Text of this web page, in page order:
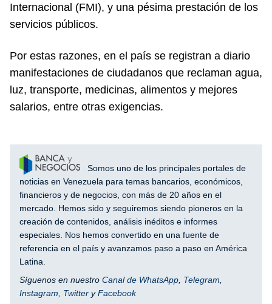
Internacional (FMI), y una pésima prestación de los
servicios públicos.
Por estas razones, en el país se registran a diario
manifestaciones de ciudadanos que reclaman agua,
luz, transporte, medicinas, alimentos y mejores
salarios, entre otras exigencias.
Somos uno de los principales portales de
noticias en Venezuela para temas bancarios, económicos,
financieros y de negocios, con más de 20 años en el
mercado. Hemos sido y seguiremos siendo pioneros en la
creación de contenidos, análisis inéditos e informes
especiales. Nos hemos convertido en una fuente de
referencia en el país y avanzamos paso a paso en América
Latina.
Síguenos en nuestro Canal de WhatsApp Telegram
Instagram
Twitter yFacebook